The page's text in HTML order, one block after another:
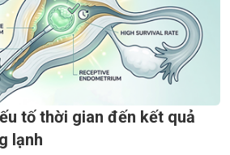
tố thời gian đến kết quả
lạnh